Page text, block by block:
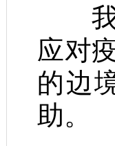
我
应对
的边
助。